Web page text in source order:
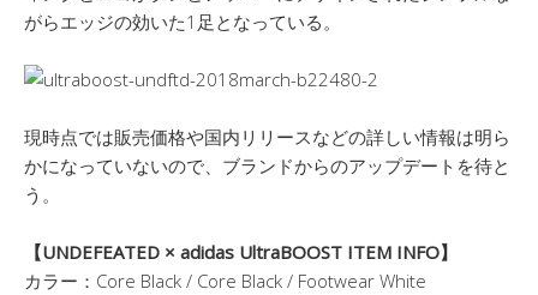
がらエッジの効いた1足となっている。
現時点では販売価格や国内リリースなどの詳しい情報は明ら
かになっていないので、ブランドからのアップデートを待と
う。
【UNDEFEATED × adidas UltraBOOST ITEM INFO】
カラー：Core Black / Core Black / Footwear White